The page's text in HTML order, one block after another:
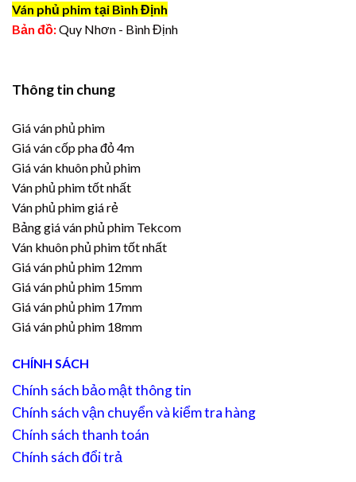
Ván phủ phim tại Bình Định
Bản đồ:Quy Nhơn - Bình Định
Thông tin chung
Giá ván phủ phim
Giá ván cốp pha đỏ 4m
Giá ván khuôn phủ phim
Ván phủ phim tốt nhất
Ván phủ phim giá rẻ
Bảng giá ván phủ phim Tekcom
Ván khuôn phủ phim tốt nhất
Giá ván phủ phim 12mm
Giá ván phủ phim 15mm
Giá ván phủ phim 17mm
Giá ván phủ phim 18mm
CHÍNH SÁCH
Chính sách bảo mật thông tin
Chính sách vận chuyển và kiểm tra hàng
Chính sách thanh toán
Chính sách đổi trả